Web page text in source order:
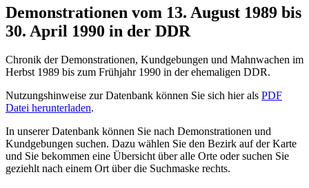
Demonstrationen vom 13. August 1989 bis
30. April 1990 in der DDR
Chronik der Demonstrationen, Kundgebungen und Mahnwachen im
Herbst 1989 bis zum Frühjahr 1990 in der ehemaligen DDR.
Nutzungshinweise zur Datenbank können Sie sich hier als PDF
Datei herunterladen.
In unserer Datenbank können Sie nach Demonstrationen und
Kundgebungen suchen. Dazu wählen Sie den Bezirk auf der Karte
und Sie bekommen eine Übersicht über alle Orte oder suchen Sie
geziehlt nach einem Ort über die Suchmaske rechts.